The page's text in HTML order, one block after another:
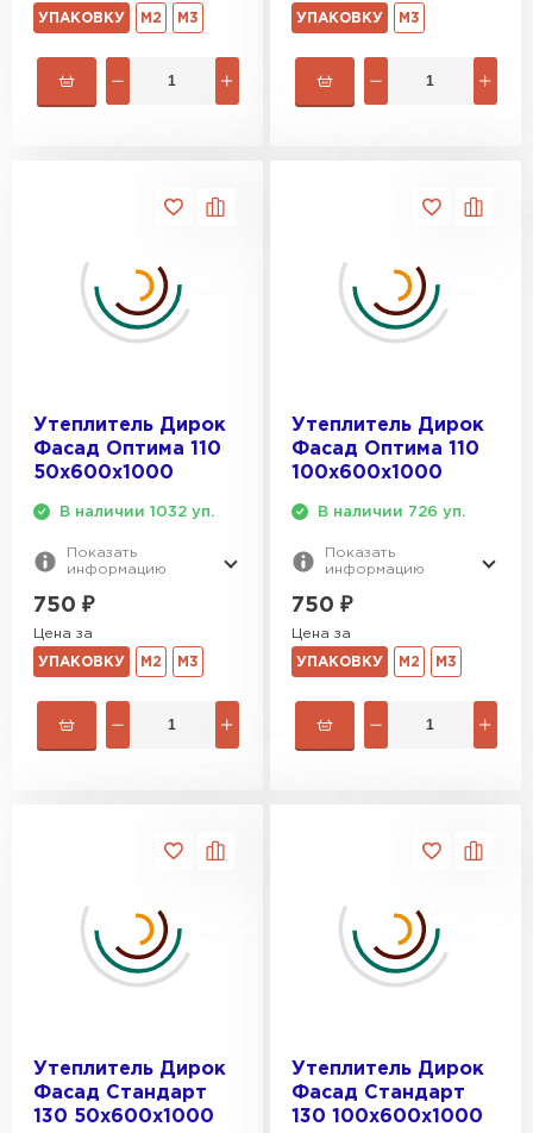
УПАКОВКУ М2 М3 УПАКОВКУ М3
Утеплитель Дирок
Фасад Оптима 110
50х600х1000
В наличии 1032 уп.
Показать
информацию
750 ₽
Цена за
УПАКОВКУ М2 М3
Утеплитель Дирок
Фасад Оптима 110
100х600х1000
В наличии 726 уп.
Показать
информацию
750 ₽
Цена за
УПАКОВКУ М2 М3
Утеплитель Дирок
Фасад Стандарт
130 50х600х1000
Утеплитель Дирок
Фасад Стандарт
130 100х600х1000
ПЕРЕЙТИ
ПЕРЕЙТИ
Утеплитель Baswool
ПЕРЕЙТИ